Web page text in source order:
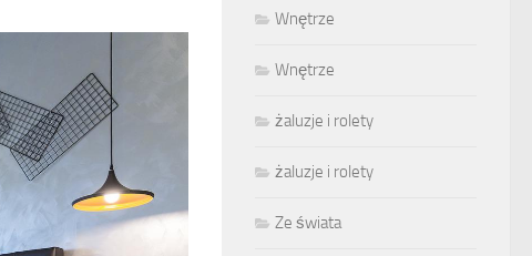
Wnętrze
Wnętrze
żaluzje i rolety
żaluzje i rolety
Ze świata